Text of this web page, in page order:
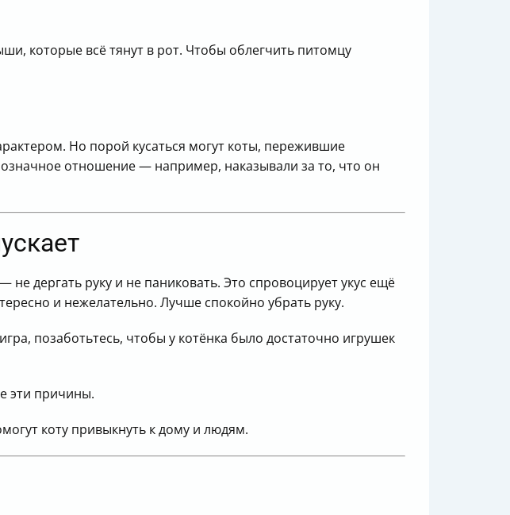
которые всё тянут в рот. Чтобы облегчить питомцу
Но порой кусаться могут коты, пережившие
отношение — например, наказывали за то, что он
дергать руку и не паниковать. Это спровоцирует укус ещё
и нежелательно. Лучше спокойно убрать руку.
позаботьтесь, чтобы у котёнка было достаточно игрушек
эти причины.
коту привыкнуть к дому и людям.